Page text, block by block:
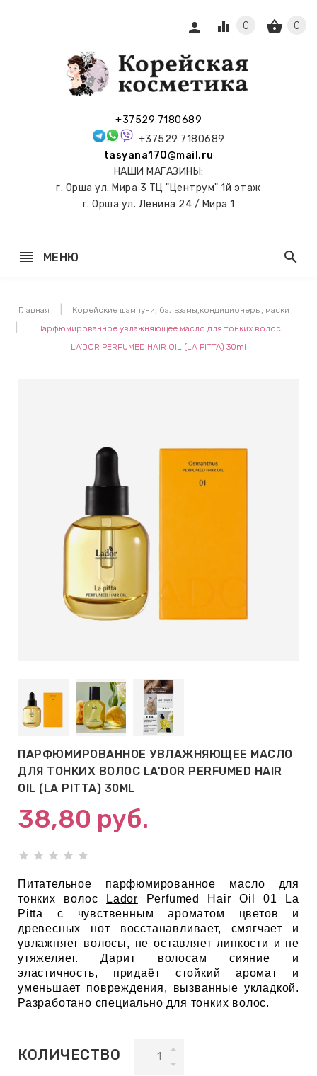
+37529 7180689
+37529 7180689
tasyana170@mail.ru
НАШИ МАГАЗИНЫ:
г. Орша ул. Мира 3 ТЦ "Центрум" 1й этаж
г. Орша ул. Ленина 24 / Мира 1
person shopping_basket 0
equalizer 0
reorder МЕНЮ
ТОНЕРЫ,
keyboard_arrow_right
КРЕМЫ
ПАТЧИ
search
Главная
Корейские шампуни, бальзамы,кондиционеры, маски
Парфюмированное увлажняющее масло для тонких волос
LA'DOR PERFUMED HAIR OIL (LA PITTA) 30ml
ПАРФЮМИРОВАННОЕ УВЛАЖНЯЮЩЕЕ МАСЛО
ДЛЯ ТОНКИХ ВОЛОС LA'DOR PERFUMED HAIR
OIL (LA PITTA) 30ML
38,80 руб.
Питательное парфюмированное масло для
тонких волос
Lador Perfumed Hair Oil 01 La
Pitta с чувственным ароматом цветов и
древесных нот восстанавливает, смягчает и
увлажняет волосы, не оставляет липкости и не
утяжеляет. Дарит волосам сияние и
эластичность, придаёт стойкий аромат и
уменьшает повреждения, вызванные укладкой.
Разработано специально для тонких волос.
КОЛИЧЕСТВО